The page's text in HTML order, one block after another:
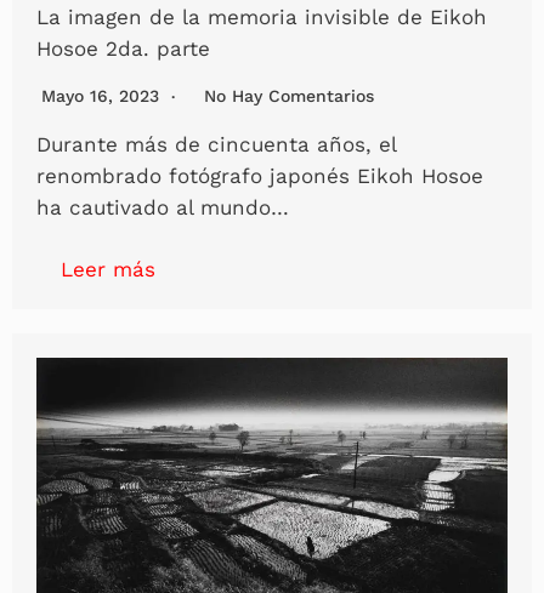
La imagen de la memoria invisible de Eikoh
Hosoe 2da. parte
Mayo 16, 2023 No Hay Comentarios
Durante más de cincuenta años, el
renombrado fotógrafo japonés Eikoh Hosoe
ha cautivado al mundo…
Leer más